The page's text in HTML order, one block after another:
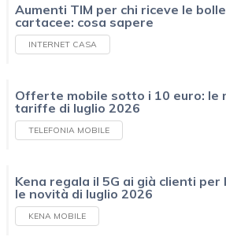
Aumenti TIM per chi riceve le
cartacee: cosa sapere
INTERNET CASA
Offerte mobile sotto i 10 euro: le
tariffe di luglio 2026
TELEFONIA MOBILE
Kena regala il 5G ai già clienti
le novità di luglio 2026
KENA MOBILE